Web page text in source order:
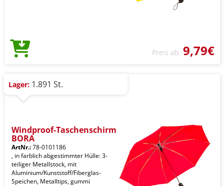
Preis ab 9,79€
Lager: 1.891 St.
Windproof-Taschenschirm
BORA
ArtNr.:78-0101186
, in farblich abgestimmter Hülle: 3-
teiliger Metallstock, mit
Aluminium/Kunststoff/Fiberglas-
Speichen, Metalltips, gummi